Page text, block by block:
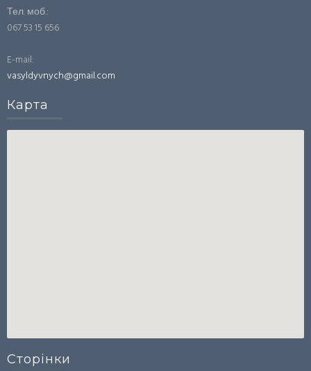
Тел. моб.:
067 53 15 656
E-mail:
vasyldyvnych@gmail.com
Карта
Сторінки